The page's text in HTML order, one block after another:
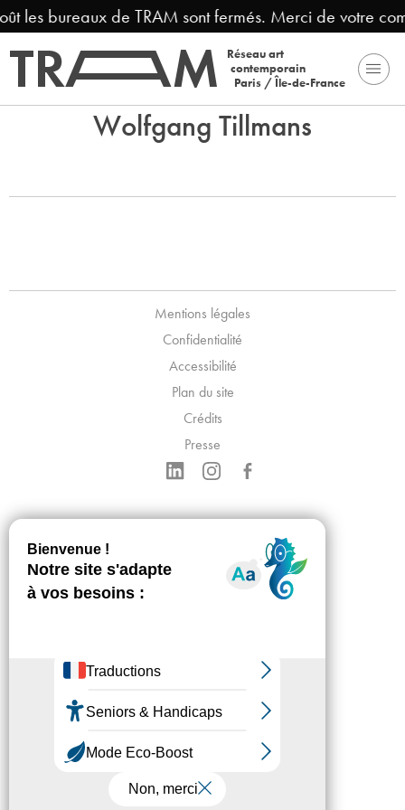
les bureaux de TRAM sont fermés. Merci de votre
Réseau art
contemporain
Paris / Île-de-France
Wolfgang Tillmans
Mentions légales
Confidentialité
Accessibilité
Plan du site
Crédits
Presse